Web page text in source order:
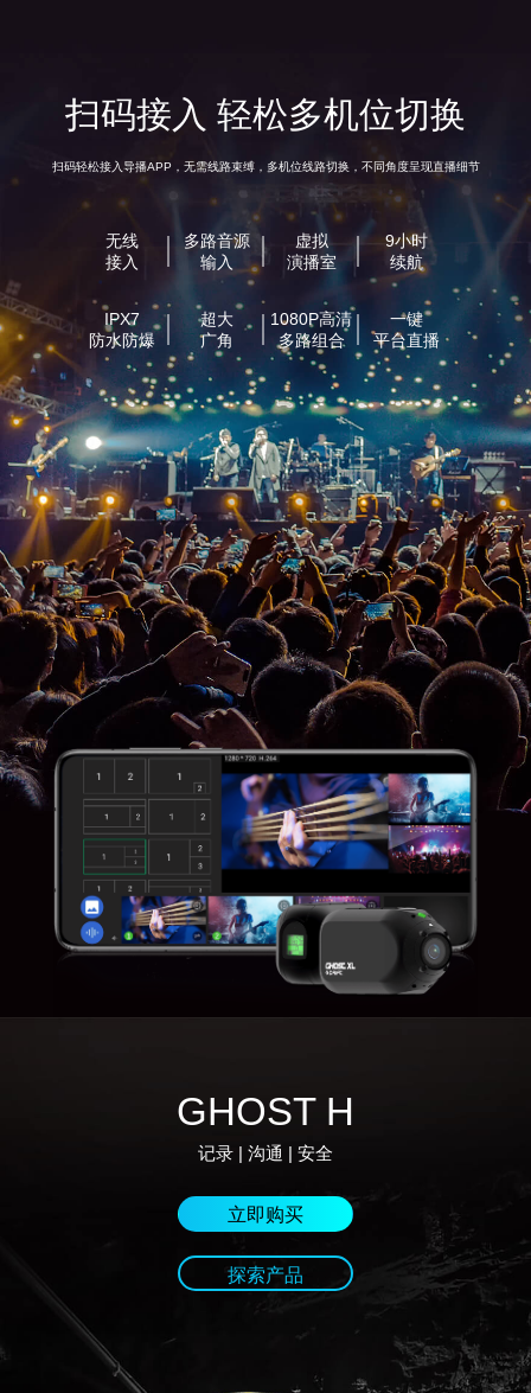
扫码接入 轻松多机位切换
扫码轻松接入导播APP，无需线路束缚，多机位线路切换，不同角度呈现直播细节
无线
接入
多路音源
输入
虚拟
演播室
9小时
续航
IPX7
防水防爆
超大
广角
1080P高清
多路组合
一键
平台直播
GHOST H
记录 | 沟通 | 安全
立即购买
探索产品